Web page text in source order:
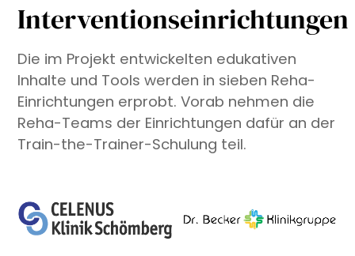
Interventionseinrichtungen
Die im Projekt entwickelten edukativen
Inhalte und Tools werden in sieben Reha-
Einrichtungen erprobt. Vorab nehmen die
Reha-Teams der Einrichtungen dafür an der
Train-the-Trainer-Schulung teil.